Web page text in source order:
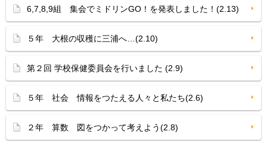
6,7,8,9組 集会でミドリンGO！を発表しました！(2.13)
５年 大根の収穫に三浦へ…(2.10)
第２回 学校保健委員会を行いました (2.9)
５年 社会 情報をつたえる人々と私たち(2.6)
２年 算数 図をつかって考えよう(2.8)